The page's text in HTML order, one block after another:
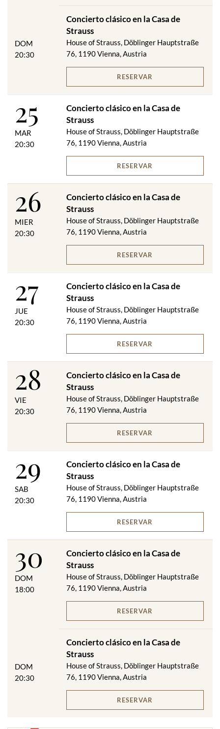
DOM
20:30
Concierto clásico en la Casa de
Strauss
House of Strauss, Döblinger Hauptstraße
76, 1190 Vienna, Austria
RESERVAR
25
MAR
20:30
Concierto clásico en la Casa de
Strauss
House of Strauss, Döblinger Hauptstraße
76, 1190 Vienna, Austria
RESERVAR
26
MIER
20:30
Concierto clásico en la Casa de
Strauss
House of Strauss, Döblinger Hauptstraße
76, 1190 Vienna, Austria
RESERVAR
27
JUE
20:30
Concierto clásico en la Casa de
Strauss
House of Strauss, Döblinger Hauptstraße
76, 1190 Vienna, Austria
RESERVAR
28
VIE
20:30
Concierto clásico en la Casa de
Strauss
House of Strauss, Döblinger Hauptstraße
76, 1190 Vienna, Austria
RESERVAR
29
SAB
20:30
Concierto clásico en la Casa de
Strauss
House of Strauss, Döblinger Hauptstraße
76, 1190 Vienna, Austria
RESERVAR
30
DOM
18:00
Concierto clásico en la Casa de
Strauss
House of Strauss, Döblinger Hauptstraße
76, 1190 Vienna, Austria
RESERVAR
DOM
20:30
Concierto clásico en la Casa de
Strauss
House of Strauss, Döblinger Hauptstraße
76, 1190 Vienna, Austria
RESERVAR